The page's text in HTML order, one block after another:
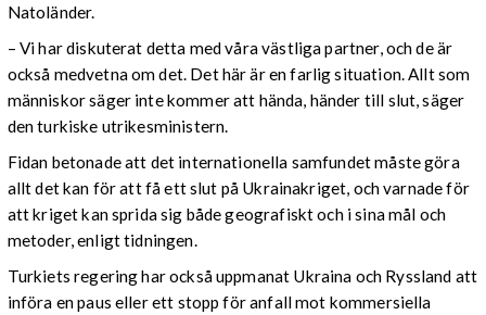
Natoländer.
– Vi har diskuterat detta med våra västliga partner, och de är
också medvetna om det. Det här är en farlig situation. Allt som
människor säger inte kommer att hända, händer till slut, säger
den turkiske utrikesministern.
Fidan betonade att det internationella samfundet måste göra
allt det kan för att få ett slut på Ukrainakriget, och varnade för
att kriget kan sprida sig både geografiskt och i sina mål och
metoder, enligt tidningen.
Turkiets regering har också uppmanat Ukraina och Ryssland att
införa en paus eller ett stopp för anfall mot kommersiella